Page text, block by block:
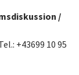
/
+43699 10 95